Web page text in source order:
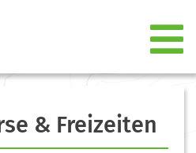
& Freizeiten